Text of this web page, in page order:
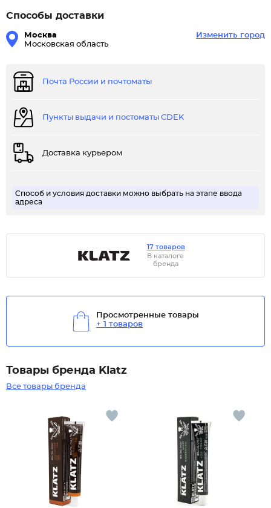
Способы доставки
Москва
Московская область
Изменить город
Почта России и почтоматы
Пункты выдачи и постоматы CDEK
Доставка курьером
Способ и условия доставки можно выбрать на этапе ввода
адреса
17 товаров
В каталоге
бренда
Просмотренные товары
+ 1 товаров
Товары бренда Klatz
Все товары бренда